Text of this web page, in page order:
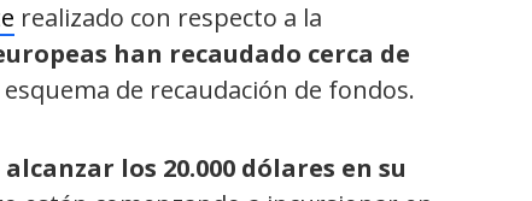
realizado con respecto a la
han recaudado cerca de
de recaudación de fondos.
los 20.000 dólares en su